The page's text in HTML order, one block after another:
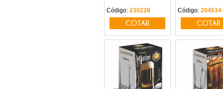
Código: 230228
COTAR
Código: 204534
COTAR